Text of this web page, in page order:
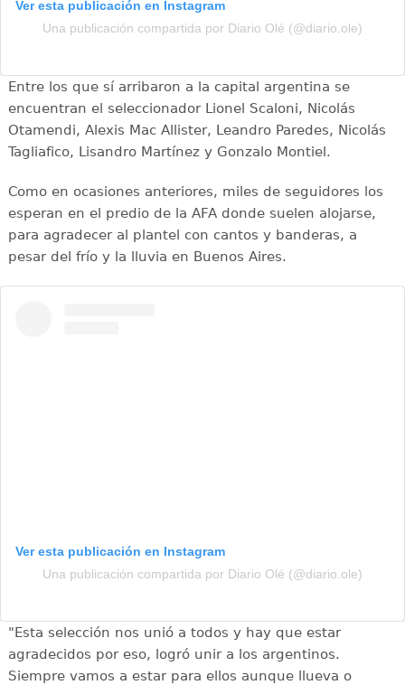
Ver esta publicación en Instagram
Una publicación compartida por Diario Olé (@diario.ole)
Entre los que sí arribaron a la capital argentina se
encuentran el seleccionador Lionel Scaloni, Nicolás
Otamendi, Alexis Mac Allister, Leandro Paredes, Nicolás
Tagliafico, Lisandro Martínez y Gonzalo Montiel.
Como en ocasiones anteriores, miles de seguidores los
esperan en el predio de la AFA donde suelen alojarse,
para agradecer al plantel con cantos y banderas, a
pesar del frío y la lluvia en Buenos Aires.
Ver esta publicación en Instagram
Una publicación compartida por Diario Olé (@diario.ole)
"Esta selección nos unió a todos y hay que estar
agradecidos por eso, logró unir a los argentinos.
Siempre vamos a estar para ellos aunque llueva o